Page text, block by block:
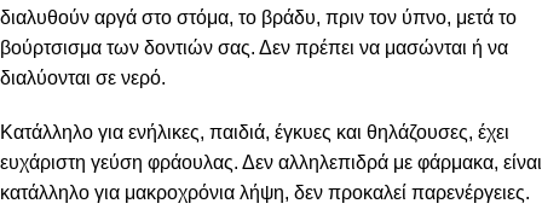
διαλυθούν αργά στο στόμα, το βράδυ, πριν τον ύπνο, μετά το
βούρτσισμα των δοντιών σας. Δεν πρέπει να μασώνται ή να
διαλύονται σε νερό.
Κατάλληλο για ενήλικες, παιδιά, έγκυες και θηλάζουσες, έχει
ευχάριστη γεύση φράουλας. Δεν αλληλεπιδρά με φάρμακα, είναι
κατάλληλο για μακροχρόνια λήψη, δεν προκαλεί παρενέργειες.